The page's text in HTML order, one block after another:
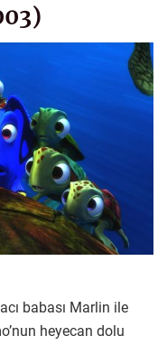
babası Marlin ile
heyecan dolu